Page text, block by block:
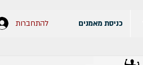
כניסת מאמנים להתחברות